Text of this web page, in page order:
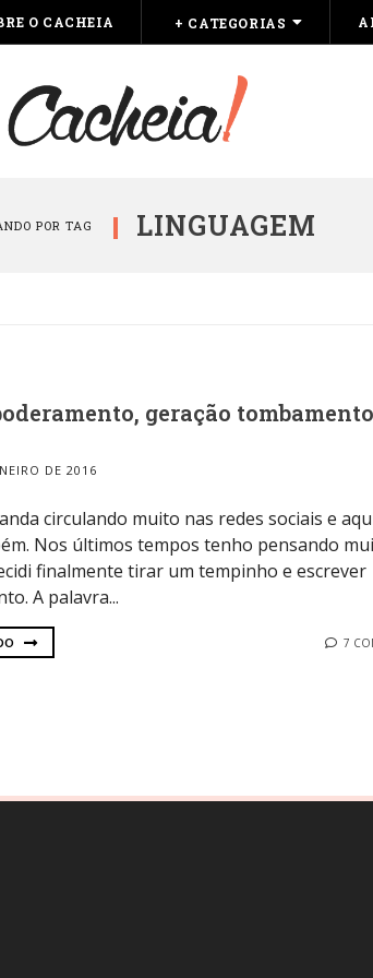
O CACHEIA + CATEGORIAS
POR TAG LINGUAGEM
geração
DE 2016
circulando muito nas redes sociais e
Nos últimos tempos tenho pensando
finalmente tirar um tempinho e escrever
A palavra...
7